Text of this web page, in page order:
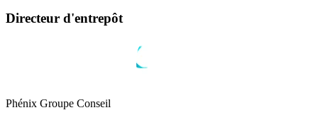
Directeur d'entrepôt
Phénix Groupe Conseil